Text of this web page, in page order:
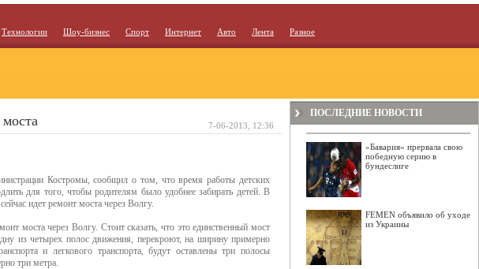
Технологии Шоу-бизнес Спорт Интернет Авто Лента Разное
Костромы, сообщил о том, что время работы детских
для того, чтобы родителям было удобнее забирать детей. В
идет ремонт моста через Волгу.
моста через Волгу. Стоит сказать, что это единственный мост
из четырех полос движения, перекроют, на ширину примерно
и легкового транспорта, будут оставлены три полосы
три метра.
7-06-2013, 12:36
ПОСЛЕДНИЕ НОВОСТИ
«Бавария» прервала свою
победную серию в
бундеслиге
FEMEN объявило об уходе
из Украины